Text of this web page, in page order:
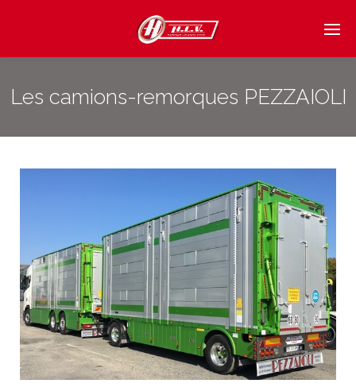
Les camions-remorques PEZZAIOLI